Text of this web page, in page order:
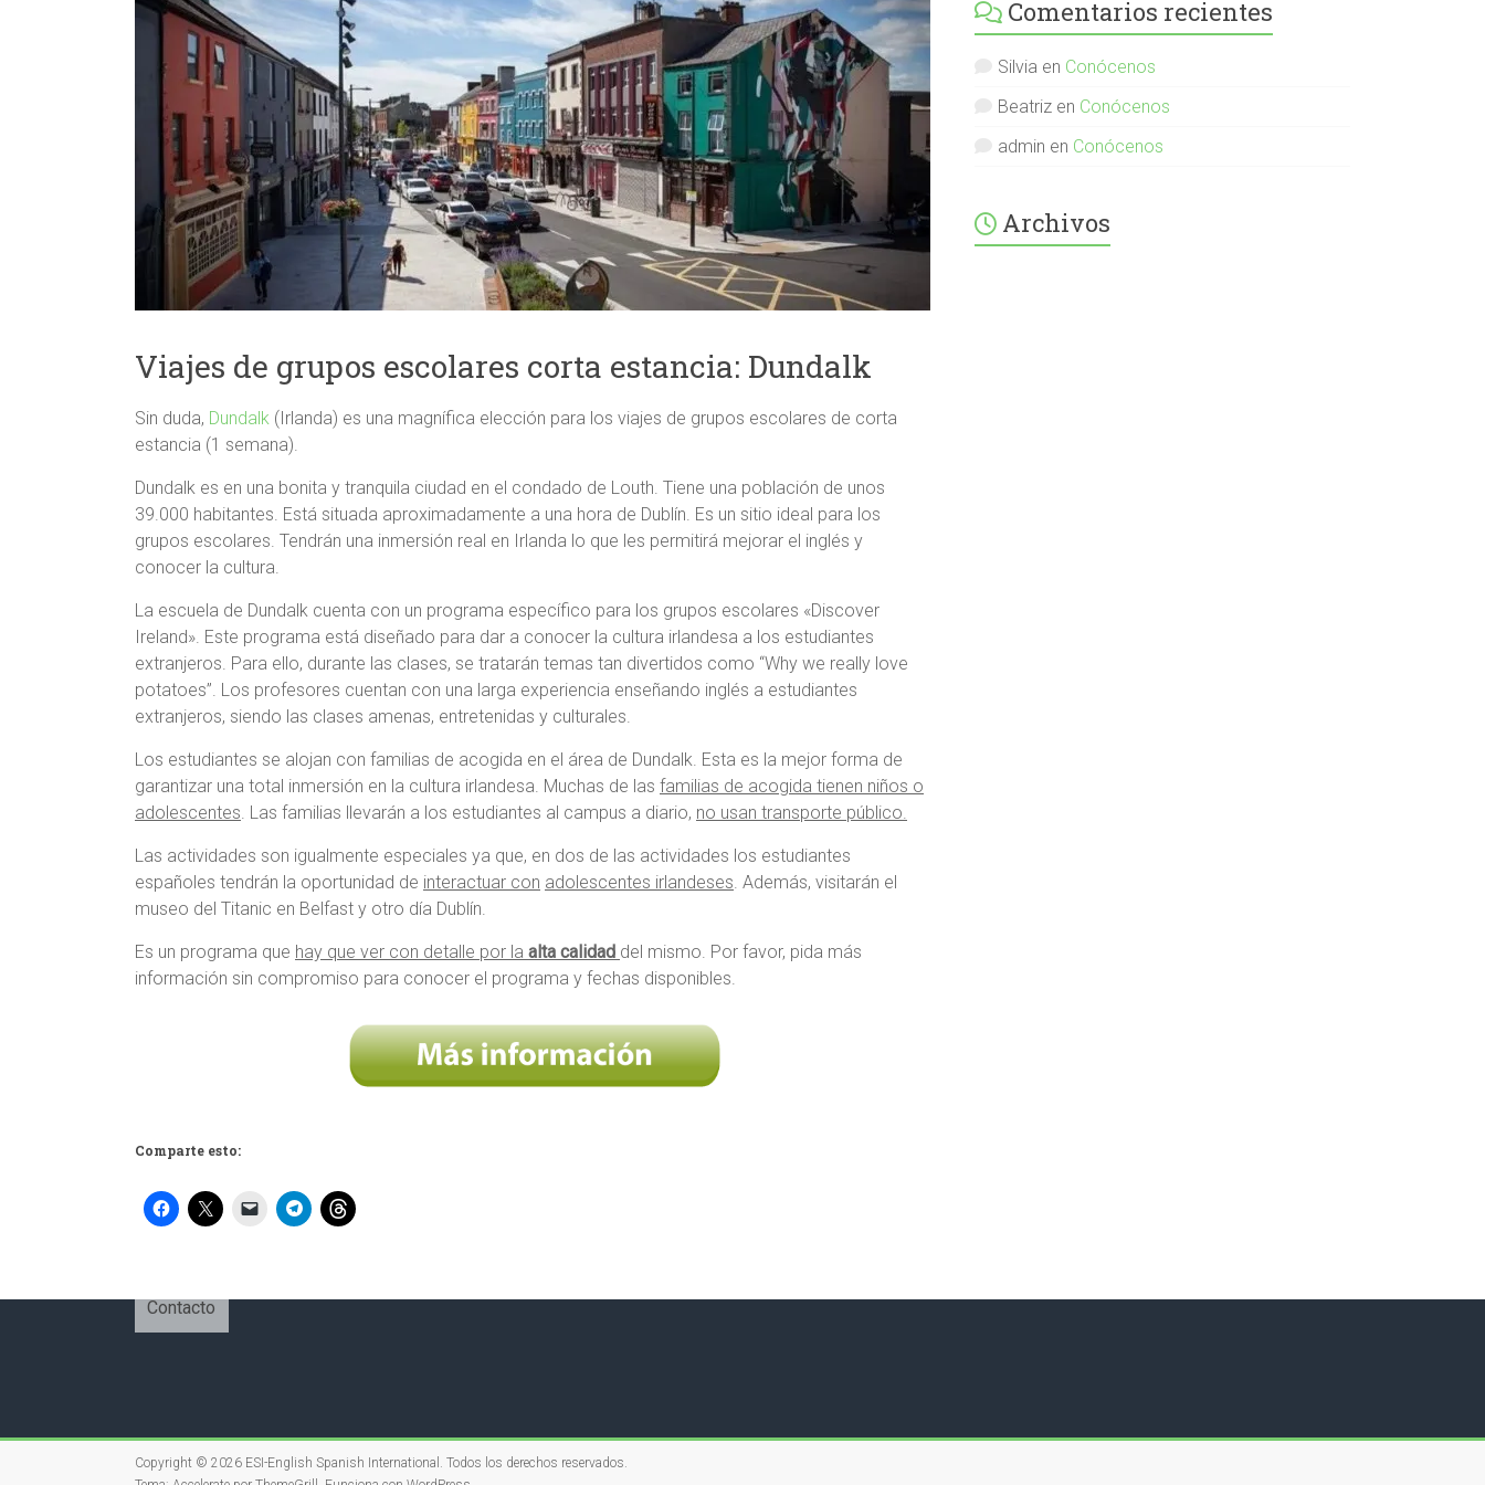
Viajes de grupos escolares corta estancia: Dundalk
Sin duda, Dundalk (Irlanda) es una magnífica elección para los viajes de grupos escolares de corta
estancia (1 semana).
Dundalk es en una bonita y tranquila ciudad en el condado de Louth. Tiene una población de unos
39.000 habitantes. Está situada aproximadamente a una hora de Dublín. Es un sitio ideal para los
grupos escolares. Tendrán una inmersión real en Irlanda lo que les permitirá mejorar el inglés y
conocer la cultura.
La escuela de Dundalk cuenta con un programa específico para los grupos escolares «Discover
Ireland». Este programa está diseñado para dar a conocer la cultura irlandesa a los estudiantes
extranjeros. Para ello, durante las clases, se tratarán temas tan divertidos como “Why we really love
potatoes”. Los profesores cuentan con una larga experiencia enseñando inglés a estudiantes
extranjeros, siendo las clases amenas, entretenidas y culturales.
Los estudiantes se alojan con familias de acogida en el área de Dundalk. Esta es la mejor forma de
garantizar una total inmersión en la cultura irlandesa. Muchas de las familias de acogida tienen niños o
adolescentes. Las familias llevarán a los estudiantes al campus a diario, no usan transporte público.
Las actividades son igualmente especiales ya que, en dos de las actividades los estudiantes
españoles tendrán la oportunidad de interactuar con adolescentes irlandeses. Además, visitarán el
museo del Titanic en Belfast y otro día Dublín.
Es un programa que hay que ver con detalle por la alta calidad del mismo. Por favor, pida más
información sin compromiso para conocer el programa y fechas disponibles.
Comparte esto:
English-
Spanish-
379232072254671
en
Facebook
Comentarios recientes
Silvia en Conócenos
Beatriz en Conócenos
admin en Conócenos
Archivos
Contacto
Copyright © 2026 ESI-English Spanish International . Todos los derechos reservados.